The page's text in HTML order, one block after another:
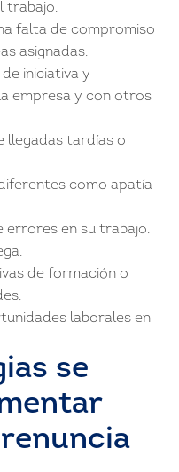
trabajo.
falta de compromiso
asignadas.
iniciativa y
empresa y con otros
llegadas tardías o
como apatía
errores en su trabajo.
de formación o
laborales en
se